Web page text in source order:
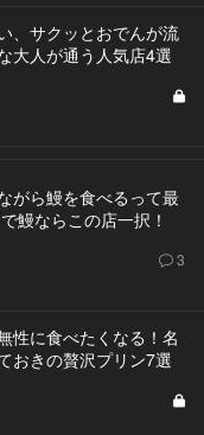
、サクッとおでんが流
大人が通う人気店4選
がら鰻を食べるって最
鰻ならこの店一択！
3
性に食べたくなる！名
おきの贅沢プリン7選